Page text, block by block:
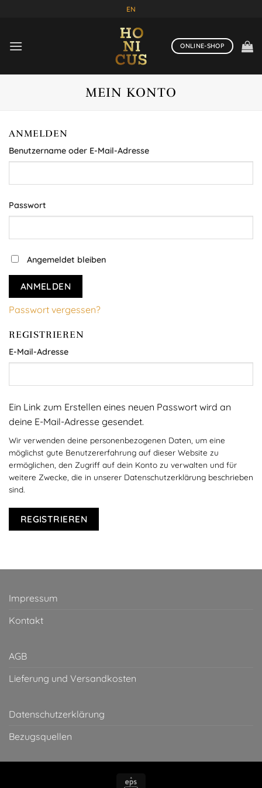
EN
ONLINE-SHOP
MEIN KONTO
ANMELDEN
Benutzername oder E-Mail-Adresse
Passwort
Angemeldet bleiben
ANMELDEN
Passwort vergessen?
REGISTRIEREN
E-Mail-Adresse
Ein Link zum Erstellen eines neuen Passwort wird an
deine E-Mail-Adresse gesendet.
Wir verwenden deine personenbezogenen Daten, um eine
möglichst gute Benutzererfahrung auf dieser Website zu
ermöglichen, den Zugriff auf dein Konto zu verwalten und für
weitere Zwecke, die in unserer Datenschutzerklärung beschrieben
sind.
REGISTRIEREN
Impressum
Kontakt
AGB
Lieferung und Versandkosten
Datenschutzerklärung
Bezugsquellen